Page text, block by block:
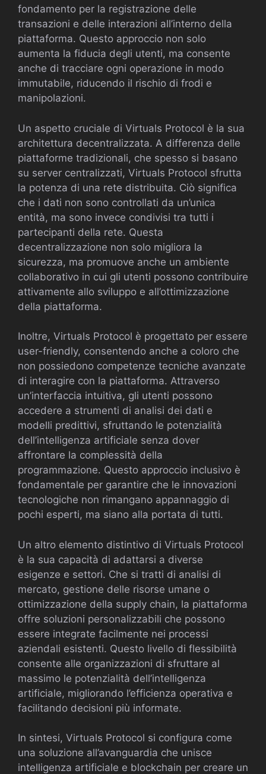
fondamento per la registrazione delle
transazioni e delle interazioni all’interno della
piattaforma. Questo approccio non solo
aumenta la fiducia degli utenti, ma consente
anche di tracciare ogni operazione in modo
immutabile, riducendo il rischio di frodi e
manipolazioni.
Un aspetto cruciale di Virtuals Protocol è la sua
architettura decentralizzata. A differenza delle
piattaforme tradizionali, che spesso si basano
su server centralizzati, Virtuals Protocol sfrutta
la potenza di una rete distribuita. Ciò significa
che i dati non sono controllati da un’unica
entità, ma sono invece condivisi tra tutti i
partecipanti della rete. Questa
decentralizzazione non solo migliora la
sicurezza, ma promuove anche un ambiente
collaborativo in cui gli utenti possono contribuire
attivamente allo sviluppo e all’ottimizzazione
della piattaforma.
Inoltre, Virtuals Protocol è progettato per essere
user-friendly, consentendo anche a coloro che
non possiedono competenze tecniche avanzate
di interagire con la piattaforma. Attraverso
un’interfaccia intuitiva, gli utenti possono
accedere a strumenti di analisi dei dati e
modelli predittivi, sfruttando le potenzialità
dell’intelligenza artificiale senza dover
affrontare la complessità della
programmazione. Questo approccio inclusivo è
fondamentale per garantire che le innovazioni
tecnologiche non rimangano appannaggio di
pochi esperti, ma siano alla portata di tutti.
Un altro elemento distintivo di Virtuals Protocol
è la sua capacità di adattarsi a diverse
esigenze e settori. Che si tratti di analisi di
mercato, gestione delle risorse umane o
ottimizzazione della supply chain, la piattaforma
offre soluzioni personalizzabili che possono
essere integrate facilmente nei processi
aziendali esistenti. Questo livello di flessibilità
consente alle organizzazioni di sfruttare al
massimo le potenzialità dell’intelligenza
artificiale, migliorando l’efficienza operativa e
facilitando decisioni più informate.
In sintesi, Virtuals Protocol si configura come
una soluzione all’avanguardia che unisce
intelligenza artificiale e blockchain per creare un